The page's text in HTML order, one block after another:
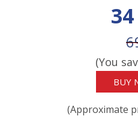
(You
BUY
(Approximate